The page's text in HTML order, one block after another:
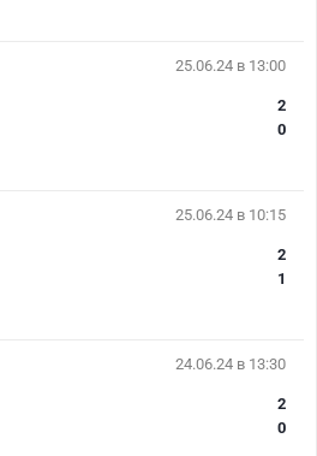
25.06.24 в 13:00
2
0
25.06.24 в 10:15
2
1
24.06.24 в 13:30
2
0